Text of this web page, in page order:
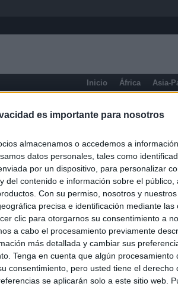
es importante para nosotros
almacenamos o accedemos a
datos personales, tales como
por un dispositivo, para personalizar
del contenido e información sobre el público,
Con su permiso, nosotros y
precisa e identificación mediante las
clic para otorgarnos su consentimiento a
a cabo el procesamiento previamente
más detallada y cambiar sus
Tenga en cuenta que algún procesamiento
consentimiento, pero usted tiene el derecho
se aplicarán solo a este sitio web.
Inicio África Asia-